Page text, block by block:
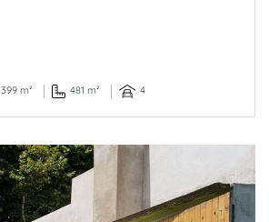
399 m² 481 m² 4